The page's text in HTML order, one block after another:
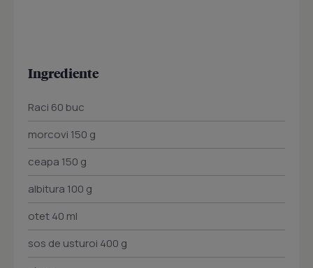
Ingrediente
Raci 60 buc
morcovi 150 g
ceapa 150 g
albitura 100 g
otet 40 ml
sos de usturoi 400 g